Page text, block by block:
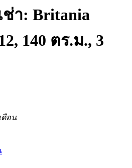
า: Britania
140 ตร.ม., 3
ดือน